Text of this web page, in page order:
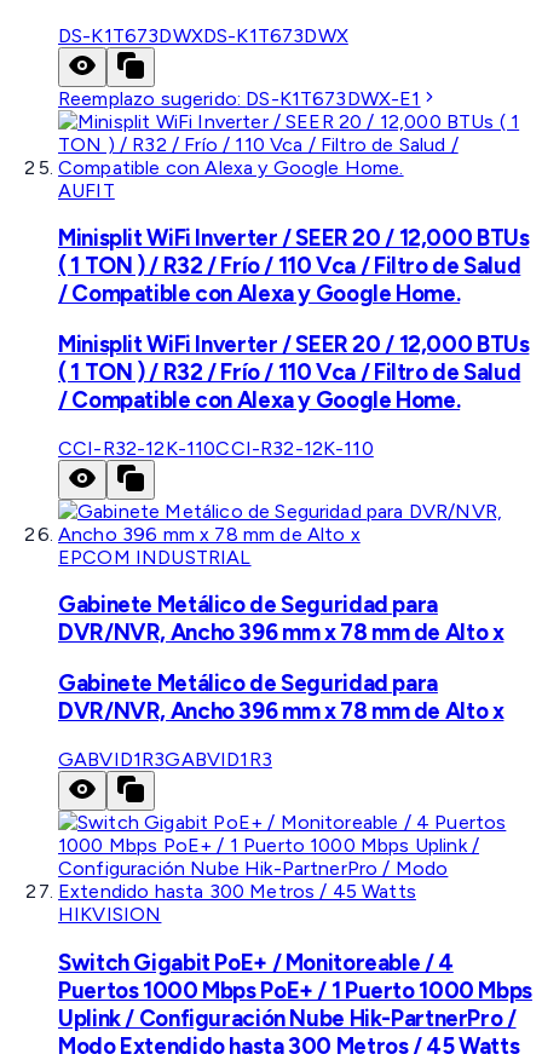
DS-K1T673DWXDS-K1T673DWX
Reemplazo sugerido: DS-K1T673DWX-E1
AUFIT
Minisplit WiFi Inverter / SEER 20 / 12,000 BTUs
( 1 TON ) / R32 / Frío / 110 Vca / Filtro de Salud
/ Compatible con Alexa y Google Home.
Minisplit WiFi Inverter / SEER 20 / 12,000 BTUs
( 1 TON ) / R32 / Frío / 110 Vca / Filtro de Salud
/ Compatible con Alexa y Google Home.
CCI-R32-12K-110CCI-R32-12K-110
EPCOM INDUSTRIAL
Gabinete Metálico de Seguridad para
DVR/NVR, Ancho 396 mm x 78 mm de Alto x
Gabinete Metálico de Seguridad para
DVR/NVR, Ancho 396 mm x 78 mm de Alto x
GABVID1R3GABVID1R3
HIKVISION
Switch Gigabit PoE+ / Monitoreable / 4
Puertos 1000 Mbps PoE+ / 1 Puerto 1000 Mbps
Uplink / Configuración Nube Hik-PartnerPro /
Modo Extendido hasta 300 Metros / 45 Watts